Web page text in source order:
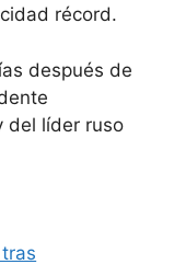
récord.
después de
del líder ruso